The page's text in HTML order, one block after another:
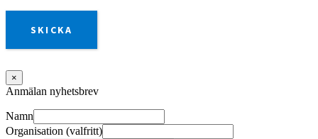
SKICKA
×
Anmälan nyhetsbrev
Namn
Organisation (valfritt)